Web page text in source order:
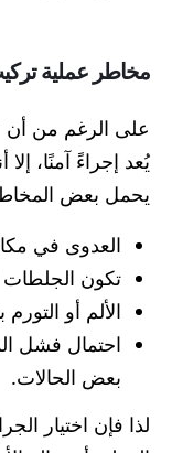
مخاطر عملية
على الرغم من أن
يُعد إجراءً آمنًا،
يحمل بعض
العدوى في
تكون
الألم أو التورم
احتمال فشل
بعض الحالات.
لذا فإن اختيار